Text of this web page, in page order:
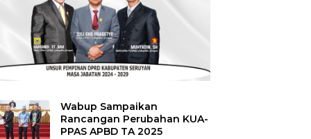
Wabup Sampaikan
Rancangan Perubahan KUA-
PPAS APBD TA 2025